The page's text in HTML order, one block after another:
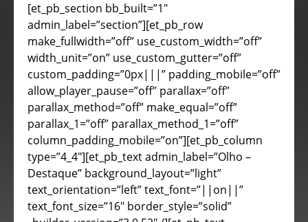
[et_pb_section bb_built=”1″
admin_label=”section”][et_pb_row
make_fullwidth=”off” use_custom_width=”off”
width_unit=”on” use_custom_gutter=”off”
custom_padding=”0px|||” padding_mobile=”off”
allow_player_pause=”off” parallax=”off”
parallax_method=”off” make_equal=”off”
parallax_1=”off” parallax_method_1=”off”
column_padding_mobile=”on”][et_pb_column
type=”4_4″][et_pb_text admin_label=”Olho –
Destaque” background_layout=”light”
text_orientation=”left” text_font=”||on||”
text_font_size=”16″ border_style=”solid”